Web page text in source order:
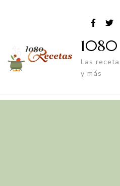
1080
Las
y más